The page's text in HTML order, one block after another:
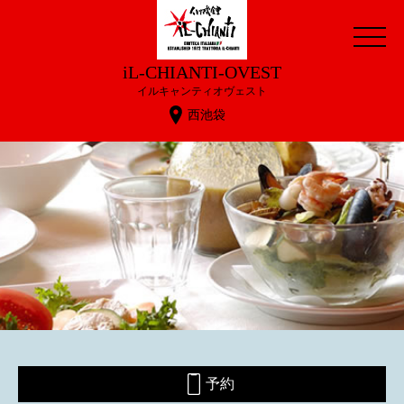
iL-CHIANTI-OVEST
イルキャンティオヴェスト
西池袋
予約